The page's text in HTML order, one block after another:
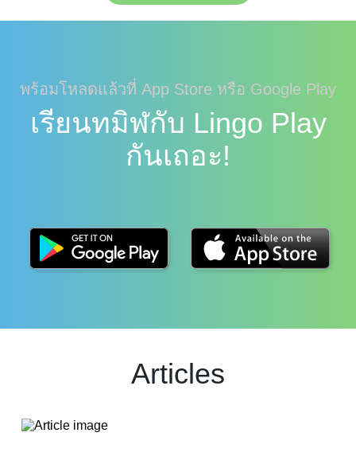
พร้อมโหลดแล้วที่ App Store หรือ Google Play
เรียนทมิฬกับ Lingo Play
กันเถอะ!
Articles